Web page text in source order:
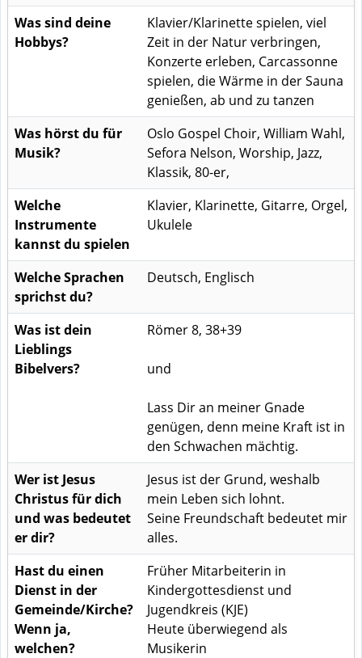
Was sind deine
Hobbys?
Klavier/Klarinette spielen, viel
Zeit in der Natur verbringen,
Konzerte erleben, Carcassonne
spielen, die Wärme in der Sauna
genießen, ab und zu tanzen
Was hörst du für
Musik?
Oslo Gospel Choir, William Wahl,
Sefora Nelson, Worship, Jazz,
Klassik, 80-er,
Welche
Instrumente
kannst du spielen
Klavier, Klarinette, Gitarre, Orgel,
Ukulele
Welche Sprachen
sprichst du?
Deutsch, Englisch
Was ist dein
Lieblings
Bibelvers?
Römer 8, 38+39
und
Lass Dir an meiner Gnade
genügen, denn meine Kraft ist in
den Schwachen mächtig.
Wer ist Jesus
Christus für dich
und was bedeutet
er dir?
Jesus ist der Grund, weshalb
mein Leben sich lohnt.
Seine Freundschaft bedeutet mir
alles.
Hast du einen
Dienst in der
Gemeinde/Kirche?
Wenn ja,
welchen?
Früher Mitarbeiterin in
Kindergottesdienst und
Jugendkreis (KJE)
Heute überwiegend als
Musikerin